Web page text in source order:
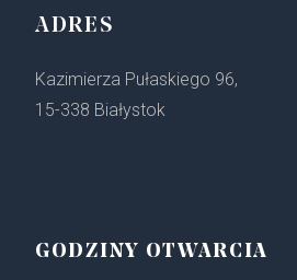
ADRES
Kazimierza Pułaskiego 96,
15-338 Białystok
GODZINY OTWARCIA